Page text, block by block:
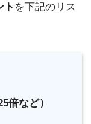
ト を下記のリス
倍など）